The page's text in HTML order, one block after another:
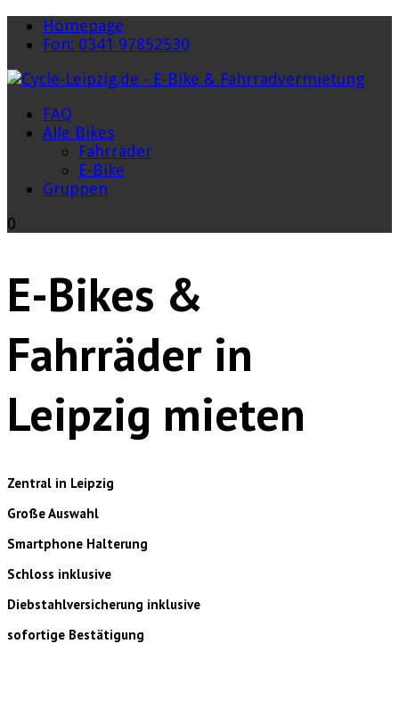
Homepage
Fon: 0341 97852530
FAQ
Alle Bikes
Fahrräder
E-Bike
Gruppen
0
E-Bikes &
Fahrräder in
Leipzig mieten
Zentral in Leipzig
Große Auswahl
Smartphone Halterung
Schloss inklusive
Diebstahlversicherung inklusive
sofortige Bestätigung